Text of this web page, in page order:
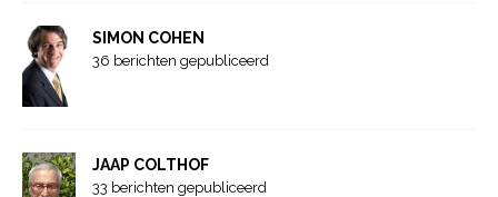
SIMON COHEN
36 berichten gepubliceerd
JAAP COLTHOF
33 berichten gepubliceerd